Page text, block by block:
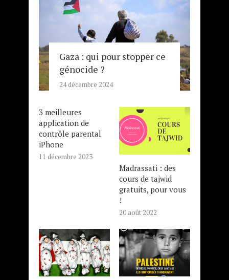
Gaza : qui pour stopper ce
génocide ?
24 décembre 2024
3 meilleures
application de
contrôle parental
iPhone
11 décembre 2023
Madrassati : des
cours de tajwid
gratuits, pour vous
!
20 août 2022